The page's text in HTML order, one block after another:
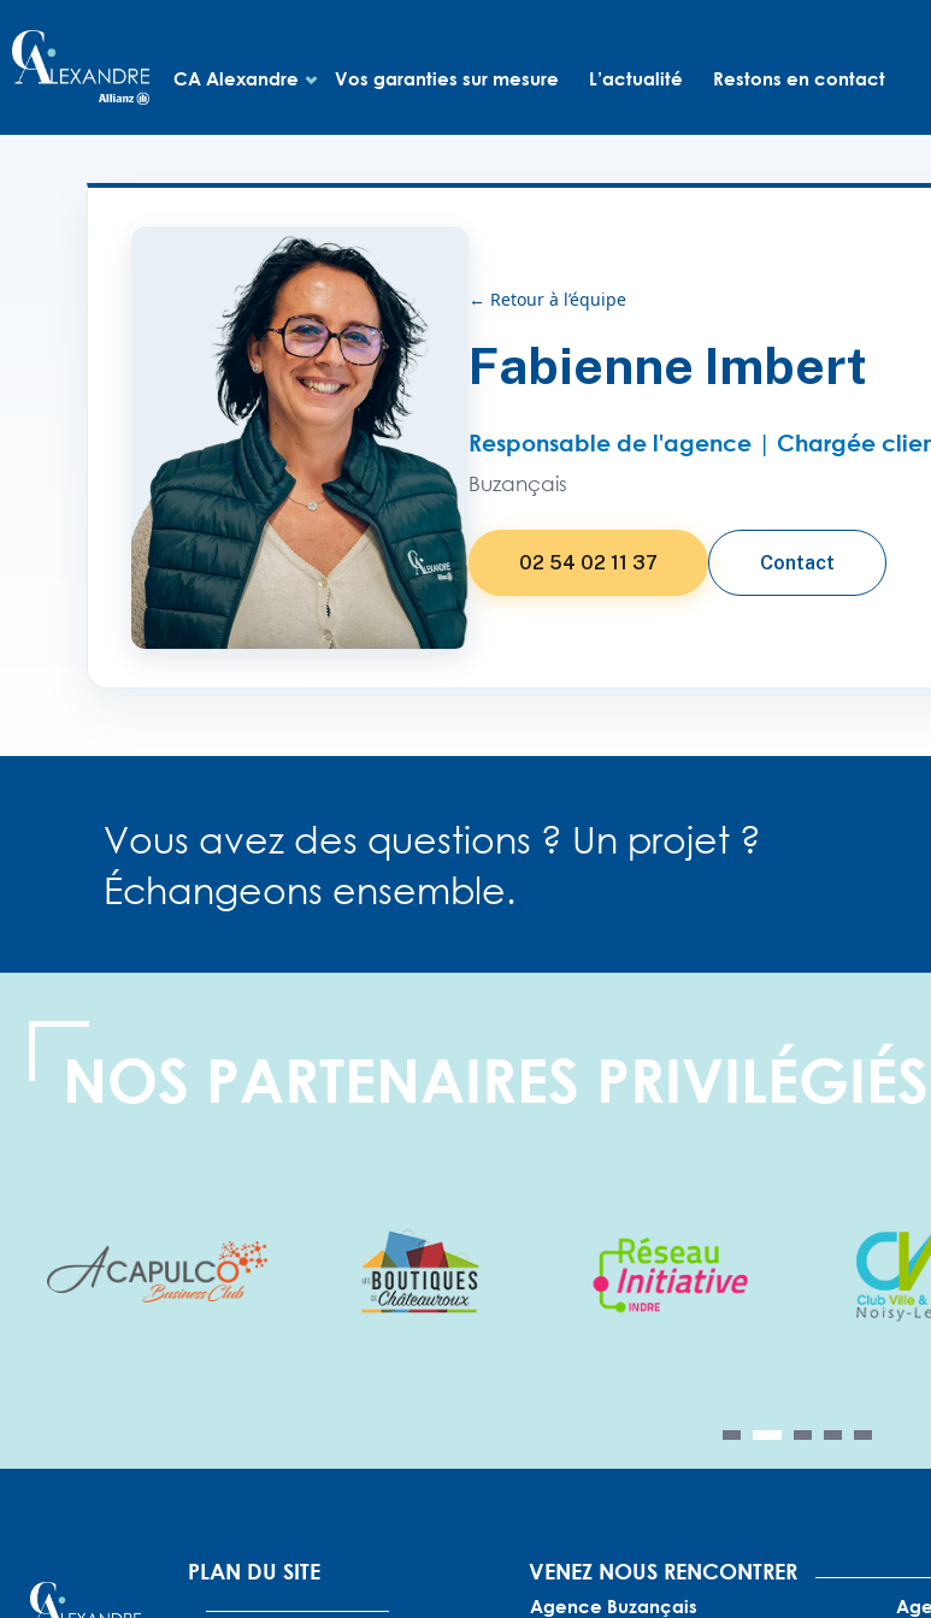
CA Alexandre Vos garanties sur mesure L’actualité Restons en contact
← Retour à l’équipe
Fabienne Imbert
Responsable de l'agence | Chargée
Buzançais
02 54 02 11 37 Contact
Vous avez des questions ? Un projet ?
Échangeons ensemble.
NOS PARTENAIRES PRIVILÉGIÉS
1 2 3 4 5
PLAN DU SITE VENEZ NOUS RENCONTRER
Agence Buzançais